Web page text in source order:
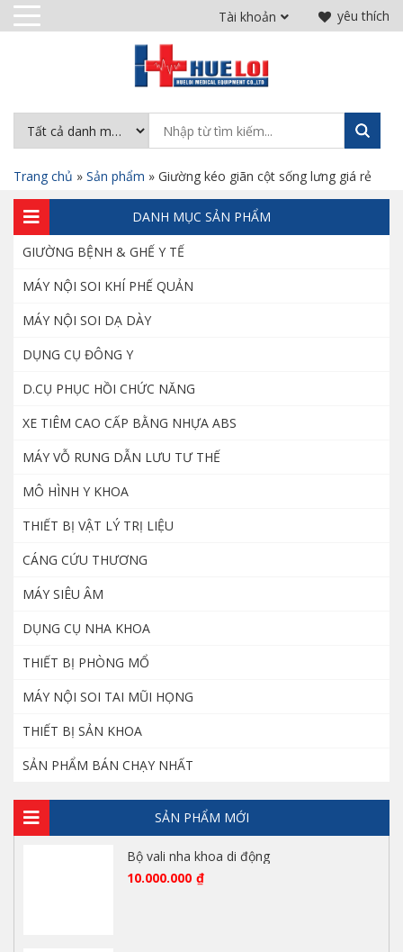
yêu thích
Tài khoản
Trang chủ » Sản phẩm » Giường kéo giãn cột sống lưng giá rẻ
DANH MỤC SẢN PHẨM
GIƯỜNG BỆNH & GHẾ Y TẾ
MÁY NỘI SOI KHÍ PHẾ QUẢN
MÁY NỘI SOI DẠ DÀY
DỤNG CỤ ĐÔNG Y
D.CỤ PHỤC HỒI CHỨC NĂNG
XE TIÊM CAO CẤP BẰNG NHỰA ABS
MÁY VỖ RUNG DẪN LƯU TƯ THẾ
MÔ HÌNH Y KHOA
THIẾT BỊ VẬT LÝ TRỊ LIỆU
CÁNG CỨU THƯƠNG
MÁY SIÊU ÂM
DỤNG CỤ NHA KHOA
THIẾT BỊ PHÒNG MỔ
MÁY NỘI SOI TAI MŨI HỌNG
THIẾT BỊ SẢN KHOA
SẢN PHẨM BÁN CHẠY NHẤT
SẢN PHẨM MỚI
Bộ vali nha khoa di động
10.000.000 ₫